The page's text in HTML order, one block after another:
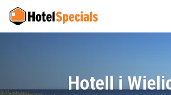
Hotell i